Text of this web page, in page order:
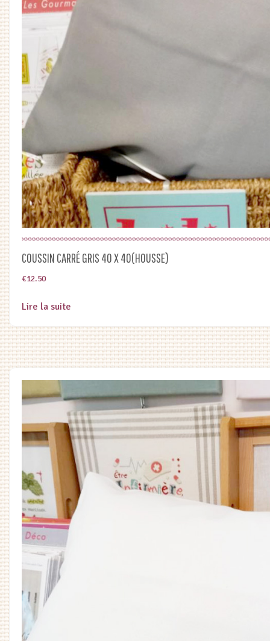
COUSSIN CARRÉ GRIS 40 X 40(HOUSSE)
€12.50
Lire la suite